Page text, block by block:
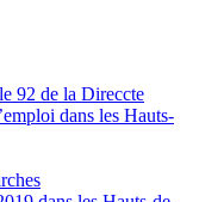
92 de la Direccte
dans les Hauts-